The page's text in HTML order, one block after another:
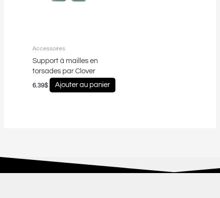
Accessoires
Support à mailles en
torsades par Clover
6.39$ Ajouter au panier